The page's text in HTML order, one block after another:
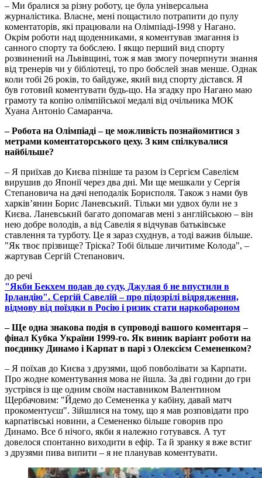
– Ми бралися за різну роботу, це була універсальна
журналістика. Власне, мені пощастило потрапити до пулу
коментаторів, які працювали на Олімпіаді-1998 у Нагано.
Окрім роботи над щоденниками, я коментував змагання із
санного спорту та бобслею. І якщо перший вид спорту
розвинений на Львівщині, тож я мав змогу почерпнути знання
від тренерів чи у бібліотеці, то про бобслей знав менше. Однак
коли тобі 26 років, то байдуже, який вид спорту дістався. Я
був готовий коментувати будь-що. На згадку про Нагано маю
грамоту та копію олімпійської медалі від очільника МОК
Хуана Антоніо Самаранча.
– Робота на Олімпіаді – це можливість познайомитися з
метрами коментаторського цеху. З ким спілкувалися
найбільше?
– Я приїхав до Києва пізніше та разом із Сергієм Савелієм
вирушив до Японії через два дні. Ми ще мешкали у Сергія
Степановича на дачі неподалік Борисполя. Також з нами був
харків’янин Борис Ланевський. Тільки ми удвох були не з
Києва. Ланевський багато допомагав мені з англійською – він
нею добре володів, а від Савелія я відчував батьківське
ставлення та турботу. Це я зараз схуднув, а тоді важив більше.
"Як твоє прізвище? Тріска? Тобі більше личитиме Колода", –
жартував Сергій Степанович.
до речі
"Якби Бекхем подав до суду, Джулая б не впустили в
Ірландію". Сергій Савелій – про підозрілі відрядження,
відмову від поїздки в Росію і ризик стати наркобароном
– Ще одна знакова подія в супроводі вашого коментаря –
фінал Кубка України 1999-го. Як виник варіант роботи на
поєдинку Динамо і Карпат в парі з Олексієм Семененком?
– Я поїхав до Києва з друзями, щоб повболівати за Карпати.
Про жодне коментування мова не йшла. За дві години до гри
зустрівся із ще одним своїм наставником Валентином
Щербачовим: "Йдемо до Семененка у кабіну, давай матч
прокоментуєш". Зійшлися на тому, що я мав розповідати про
карпатівські новини, а Семененко більше говорив про
Динамо. Все б нічого, якби я належно готувався. А тут
довелося спонтанно виходити в ефір. Та й зранку я вже встиг
з друзями пива випити – я не планував коментувати.